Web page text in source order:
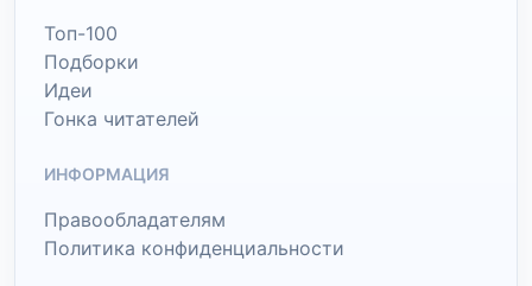
Топ-100
Подборки
Идеи
Гонка читателей
ИНФОРМАЦИЯ
Правообладателям
Политика конфиденциальности